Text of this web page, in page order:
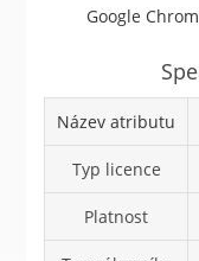
Google
Název atributu
Typ licence
Platnost